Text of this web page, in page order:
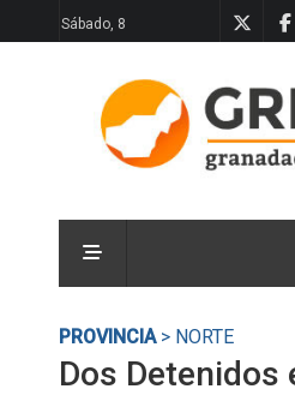
Sábado, 8
PROVINCIA> NORTE
Dos Detenidos